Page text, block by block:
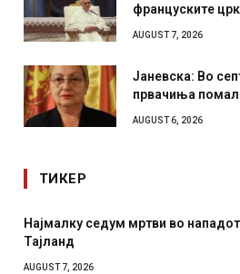
француските
AUGUST 7, 2026
Јаневска: Во
првачиња
AUGUST 6, 2026
ТИКЕР
Најмалку седум мртви во
Тајланд
AUGUST 7, 2026